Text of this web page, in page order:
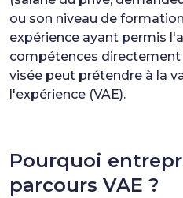
ou son niveau de
expérience ayant permis
compétences directement
visée peut prétendre à la
l'expérience (VAE).
Pourquoi
parcours VAE ?